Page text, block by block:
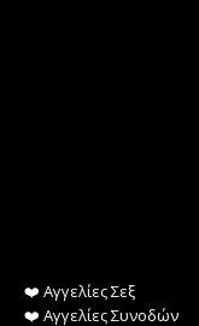
❤️️ Αγγελίες Σεξ
❤️️ Αγγελίες Συνοδών